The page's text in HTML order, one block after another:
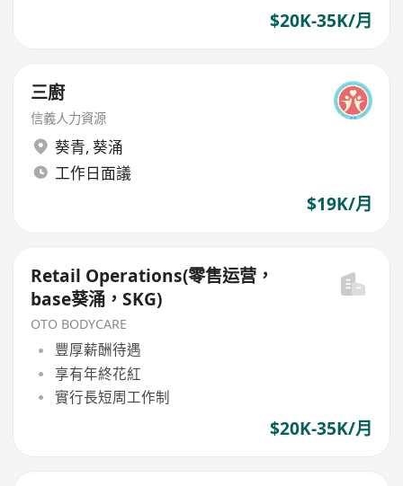
$20K-35K/月
三廚
信義人力資源
葵青, 葵涌
工作日面議
$19K/月
Retail Operations(零售运营，
base葵涌，SKG)
OTO BODYCARE
豐厚薪酬待遇
享有年終花紅
實行長短周工作制
$20K-35K/月